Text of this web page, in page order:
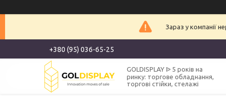
Зараз у компанії
+380 (95) 036-65-25
GOLDISPLAY ᐉ 5 років на
ринку: торгове обладнання,
торгові стійки, стелажі